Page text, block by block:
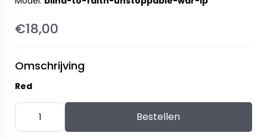
€18,00
Omschrijving
Red
Bestellen